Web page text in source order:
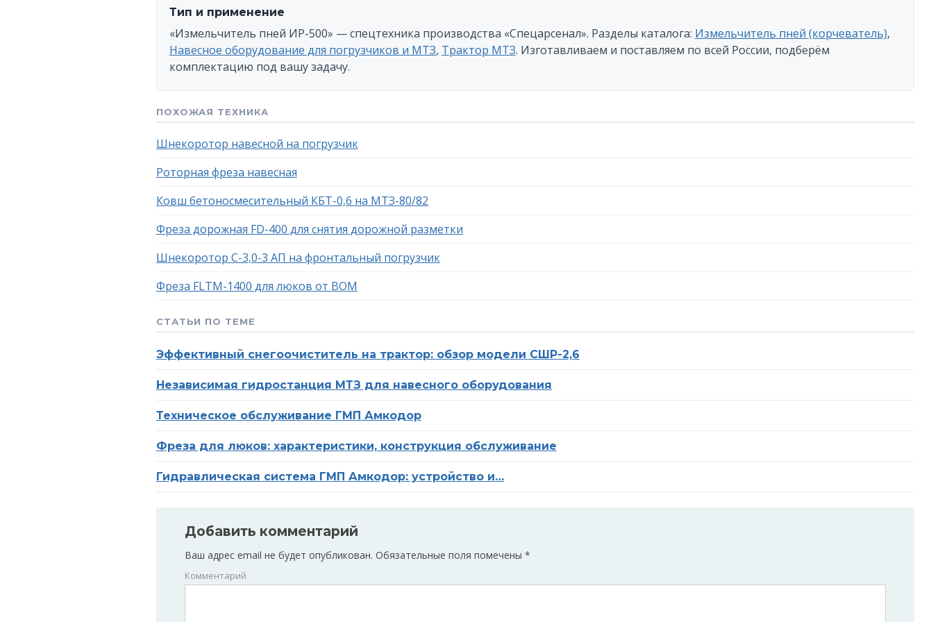
Тип и применение
«Измельчитель пней ИР-500» — спецтехника производства «Спецарсенал». Разделы каталога: Измельчитель пней (корчеватель),
Навесное оборудование для погрузчиков и МТЗ, Трактор МТЗ. Изготавливаем и поставляем по всей России, подберём
комплектацию под вашу задачу.
ПОХОЖАЯ ТЕХНИКА
Шнекоротор навесной на погрузчик
Роторная фреза навесная
Ковш бетоносмесительный КБТ-0,6 на МТЗ-80/82
Фреза дорожная FD-400 для снятия дорожной разметки
Шнекоротор С-3,0-3 АП на фронтальный погрузчик
Фреза FLTM-1400 для люков от ВОМ
СТАТЬИ ПО ТЕМЕ
Эффективный снегоочиститель на трактор: обзор модели СШР-2,6
Независимая гидростанция МТЗ для навесного оборудования
Техническое обслуживание ГМП Амкодор
Фреза для люков: характеристики, конструкция обслуживание
Гидравлическая система ГМП Амкодор: устройство и…
Добавить комментарий
Ваш адрес email не будет опубликован. Обязательные поля помечены *
Комментарий